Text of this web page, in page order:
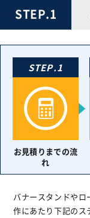
STEP.1
STEP.1
お見積りまでの流
れ
バナースタンドや
作にあたり下記のス